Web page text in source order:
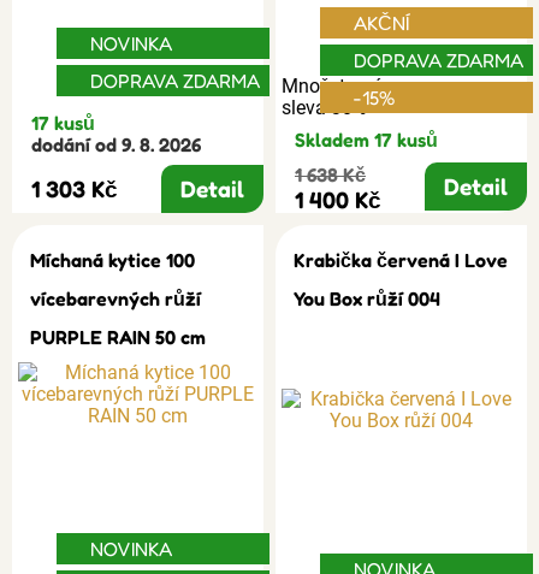
NOVINKA
DOPRAVA ZDARMA
17 kusů
dodání od 9. 8. 2026
1 303 Kč Detail
Množstevní
sleva 30%
AKČNÍ
DOPRAVA ZDARMA
-15%
Skladem 17 kusů
1 638 Kč
1 400 Kč Detail
Míchaná kytice 100
vícebarevných růží
PURPLE RAIN 50 cm
NOVINKA
Krabička červená I Love
You Box růží 004
NOVINKA